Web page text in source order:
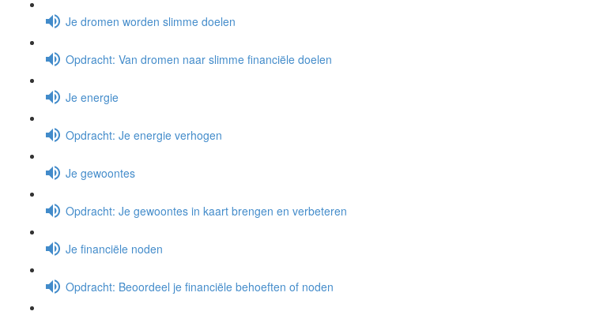
Je dromen worden slimme doelen
Opdracht: Van dromen naar slimme financiële doelen
Je energie
Opdracht: Je energie verhogen
Je gewoontes
Opdracht: Je gewoontes in kaart brengen en verbeteren
Je financiële noden
Opdracht: Beoordeel je financiële behoeften of noden